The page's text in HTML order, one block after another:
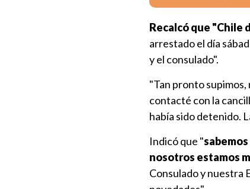
Recalcó que "Chile
arrestado el día
y el consulado".
"Tan pronto supimos,
contacté con la
había sido detenido.
Indicó que "
nosotros estamos
Consulado y nuestra